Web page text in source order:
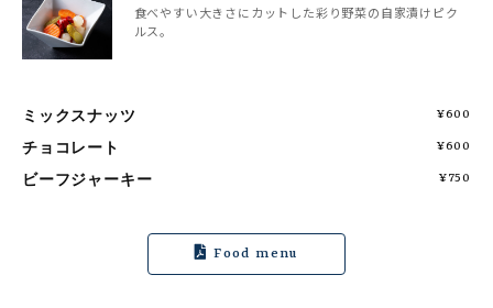
食べやすい大きさにカットした彩り野菜の自家漬けピク
ルス。
ミックスナッツ ¥600
チョコレート ¥600
ビーフジャーキー ¥750
Food menu